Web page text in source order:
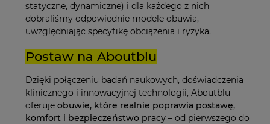
statyczne, dynamiczne) i dla każdego z nich
dobraliśmy odpowiednie modele obuwia,
uwzględniając specyfikę obciążenia i ryzyka.
Postaw na Aboutblu
Dzięki połączeniu badań naukowych, doświadczenia
klinicznego i innowacyjnej technologii, Aboutblu
oferuje obuwie, które realnie poprawia postawę,
komfort i bezpieczeństwo pracy– od pierwszego do